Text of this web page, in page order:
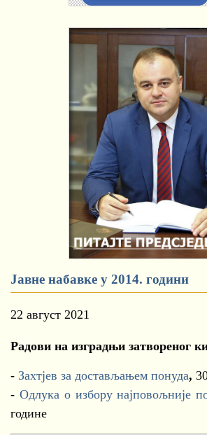
Јавне набавке у 2014. години
22 август 2021
Радови на изградњи затвореног
- Захтјев за достављањем понуда,
- Одлука о избору најповољније
године